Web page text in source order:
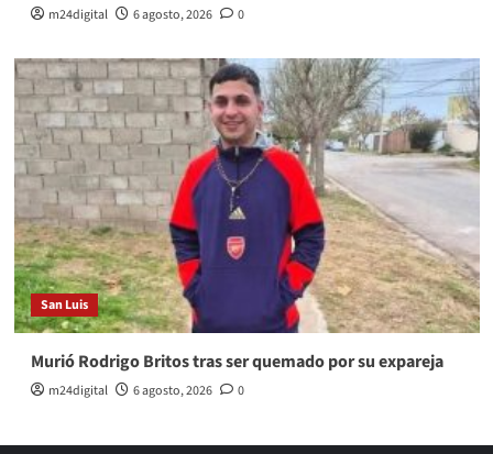
m24digital 6 agosto, 2026 0
San Luis
Murió Rodrigo Britos tras ser quemado por su expareja
m24digital 6 agosto, 2026 0